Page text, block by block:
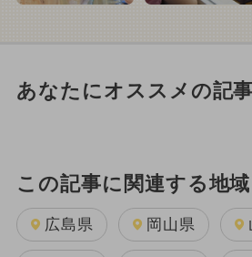
あなたにオススメの記事
この記事に関連する地域
広島県 岡山県